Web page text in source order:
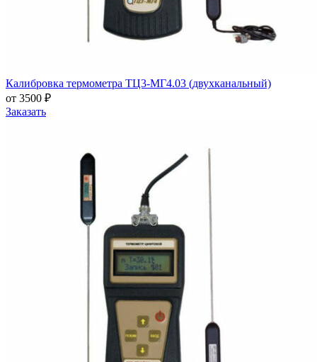
Калибровка термометра ТЦ3-МГ4.03 (двухканальный)
от 3500 ₽
Заказать